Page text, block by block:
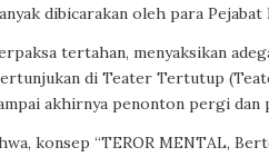
dibicarakan oleh para
tertahan, menyaksikan
di Teater Tertutup
akhirnya penonton pergi dan
konsep “TEROR MENTAL,